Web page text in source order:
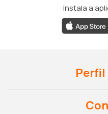
Instala a
Perfil